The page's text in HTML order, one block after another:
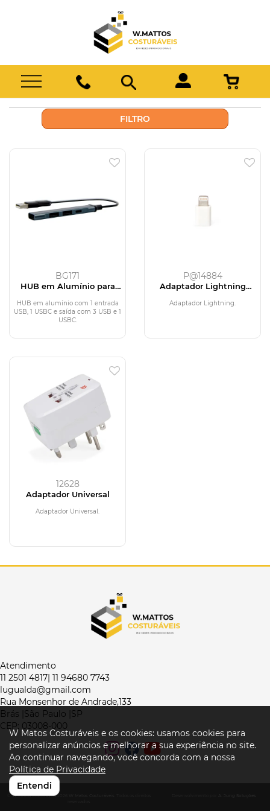
FILTRO
BG171
HUB em Alumínio para
HUB em alumínio com 1 entrada
USB, 1 USBC e saída com 3 USB e 1
USBC.
P@14884
Adaptador Lightning
Adaptador Lightning.
12628
Adaptador Universal
Adaptador Universal.
Atendimento
11 2501 4817| 11 94680 7743
lugualda@gmail.com
Rua Monsenhor de Andrade,133
Brás |São Paulo |SP
CEP: 03008-000
© W Matos Costuráveis 2026
W Matos Costuráveis e os cookies: usamos cookies para
personalizar anúncios e melhorar a sua experiência no site.
Ao continuar navegando, você concorda com a nossa
Política de Privacidade
Entendi